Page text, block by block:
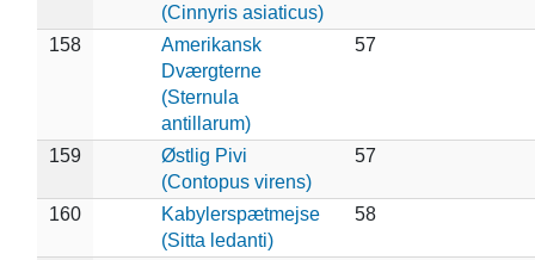
(Cinnyris asiaticus)
158
Amerikansk
Dværgterne
(Sternula
antillarum)
57
159
Østlig Pivi
(Contopus virens)
57
160
Kabylerspætmejse
(Sitta ledanti)
58